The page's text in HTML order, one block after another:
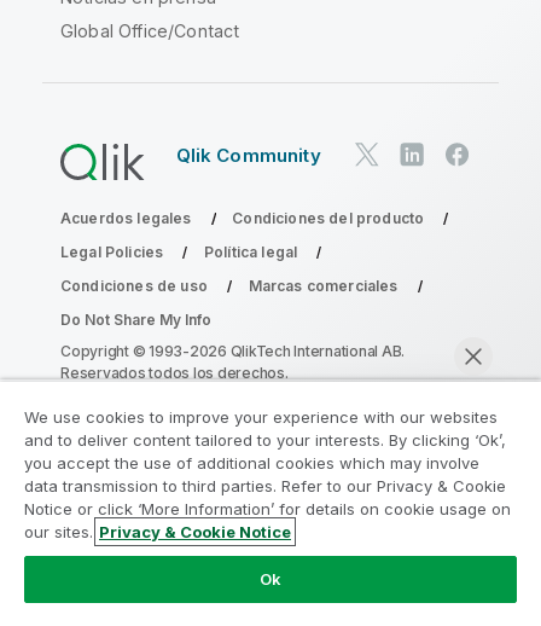
Global Office/Contact
Qlik Community
Acuerdos legales
Condiciones del producto
Legal Policies
Política legal
Condiciones de uso
Marcas comerciales
Do Not Share My Info
Copyright © 1993-2026 QlikTech International AB.
Reservados todos los derechos.
Únase al Programa de modernización de
la analítica
Modernícese sin comprometer sus valiosas aplicaciones
de QlikView con el Programa de modernización de la
analítica.
We use cookies to improve your experience with our websites
and to deliver content tailored to your interests. By clicking ‘Ok’,
you accept the use of additional cookies which may involve
data transmission to third parties. Refer to our Privacy & Cookie
Notice or click ‘More Information’ for details on cookie usage on
our sites. Privacy & Cookie Notice
Ok